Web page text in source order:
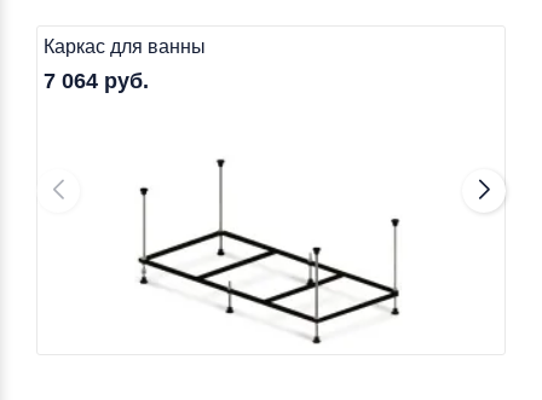
Каркас для ванны
7 064 руб.